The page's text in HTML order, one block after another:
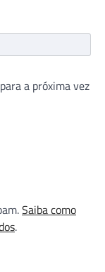
a próxima vez
Saiba como
.